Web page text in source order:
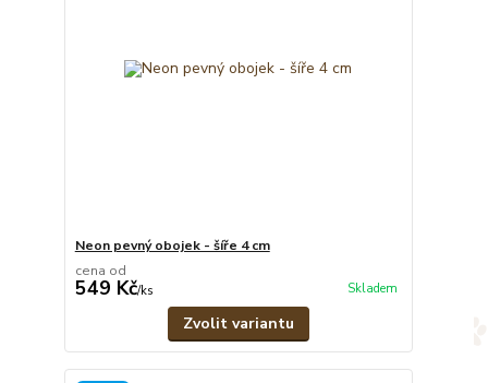
Neon pevný obojek - šíře 4 cm
cena od
549 Kč/ks Skladem
Zvolit variantu